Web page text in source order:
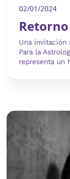
02/01/2024
Una invitación
Para la
representa un